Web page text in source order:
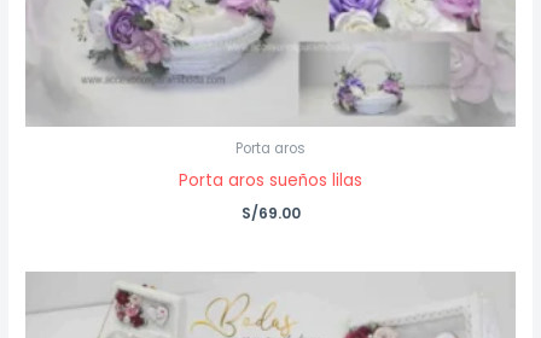
Porta aros
Porta aros sueños lilas
S/69.00